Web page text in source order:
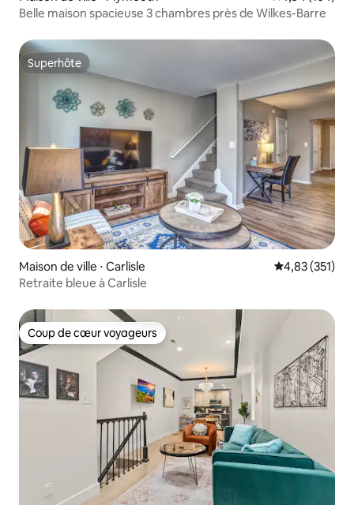
Belle maison spacieuse 3 chambres près de Wilkes-Barre
Superhôte
Superhôte
Maison de ville ⋅ Carlisle Évaluation
4,83 (351)
Retraite bleue à Carlisle
Coup de cœur voyageurs
Coup de cœur voyageurs